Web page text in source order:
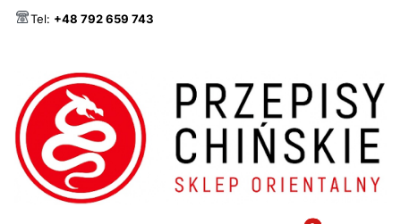
Tel: +48 792 659 743